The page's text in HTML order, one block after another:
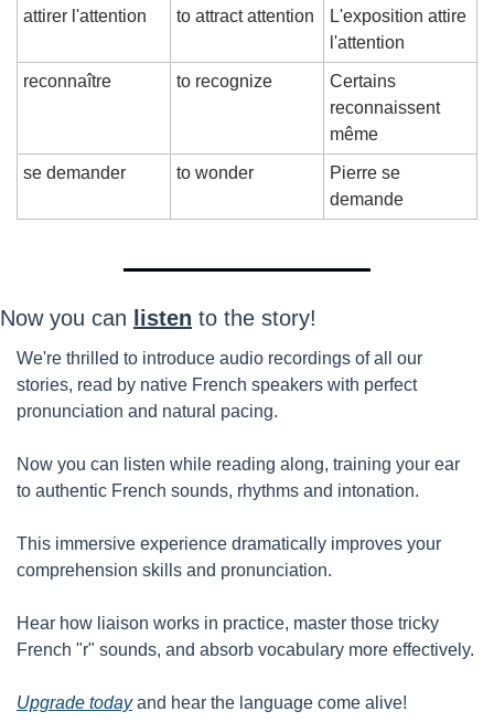
attirer l'attention to attract attention
L'exposition attire
l'attention
reconnaître to recognize
Certains
reconnaissent
même
se demander to wonder
Pierre se
demande
Now you can listen to the story!
We're thrilled to introduce audio recordings of all our
stories, read by native French speakers with perfect
pronunciation and natural pacing.
Now you can listen while reading along, training your ear
to authentic French sounds, rhythms and intonation.
This immersive experience dramatically improves your
comprehension skills and pronunciation.
Hear how liaison works in practice, master those tricky
French "r" sounds, and absorb vocabulary more effectively.
Upgrade today and hear the language come alive!